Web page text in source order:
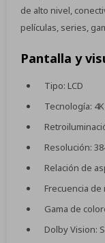
de alto nivel,
películas, series,
Pantalla y
Tipo: LCD
Tecnología:
Resolución:
Relación de
Frecuencia de
Gama de
Dolby Vision: